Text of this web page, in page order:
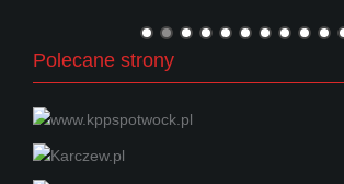
Polecane strony